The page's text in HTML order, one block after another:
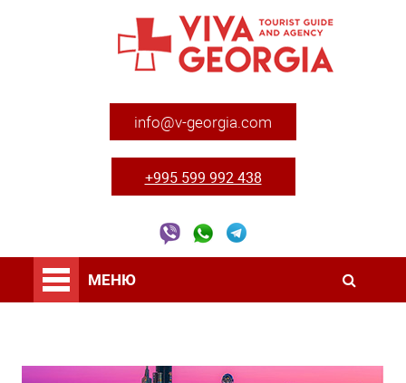
info@v-georgia.com
+995 599 992 438
МЕНЮ